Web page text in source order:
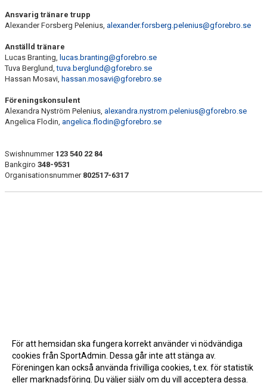
Ansvarig tränare trupp
Alexander Forsberg Pelenius, alexander.forsberg.pelenius@gforebro.se
Anställd tränare
Lucas Branting, lucas.branting@gforebro.se
Tuva Berglund,tuva.berglund@gforebro.se
Hassan Mosavi, hassan.mosavi@gforebro.se
Föreningskonsulent
Alexandra Nyström Pelenius, alexandra.nystrom.pelenius@gforebro.se
Angelica Flodin, angelica.flodin@gforebro.se
Swishnummer 123 540 22 84
Bankgiro 348-9531
Organisationsnummer 802517-6317
För att hemsidan ska fungera korrekt använder vi nödvändiga
cookies från SportAdmin. Dessa går inte att stänga av.
Föreningen kan också använda frivilliga cookies, t.ex. för statistik
eller marknadsföring. Du väljer själv om du vill acceptera dessa.